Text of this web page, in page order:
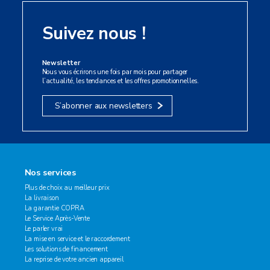
Suivez nous !
Newsletter
Nous vous écrirons une fois par mois pour partager
l’actualité, les tendances et les offres promotionnelles.
S’abonner aux newsletters
Nos services
Plus de choix au meilleur prix
La livraison
La garantie COPRA
Le Service Après-Vente
Le parler vrai
La mise en service et le raccordement
Les solutions de financement
La reprise de votre ancien appareil